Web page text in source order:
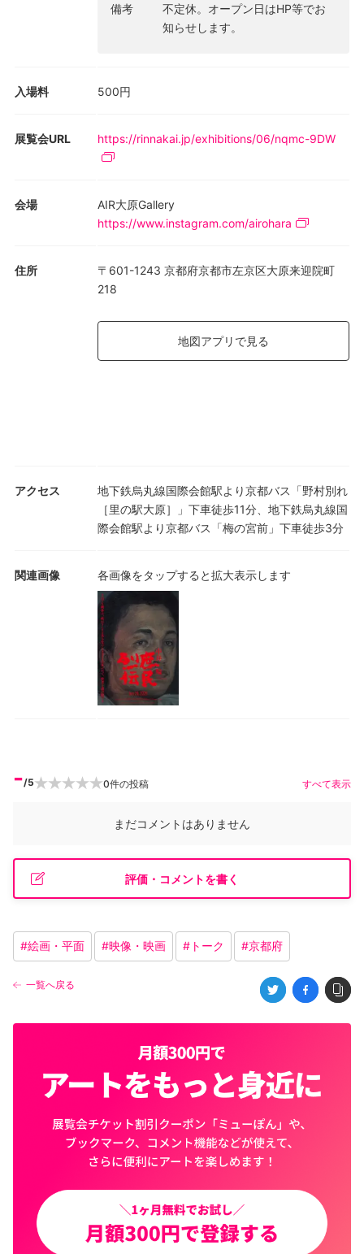
では、自身の父の姿を記録する試みや、友人たちに特定の設定や
状況、脚本を与えて演じてもらうなど、演出を介したアプローチ
彩画へと昇華する試みを続けています。スマートフォンで動画が
を放ちます。鑑賞者たちは各々の姿勢で光を受けとめようとし、
剣な眼差しを向けているように見えて、どこか退屈さや疲労を孕
み、力の置きどころに迷い、重心を傾かせてぎこちなく硬（こわ
に書いたことがあります。ーーしかしそれでも観客は、疲れるこ
とと光を受けとめることのあいだで、後者を選び続ける。
本展会期中には野外上映会やワークショップも開催予定です。ま
備考
不定休。オープン日はHP等でお
知らせします。
入場料 500円
展覧会URL https://rinnakai.jp/exhibitions/06/nqmc-9DW
会場
AIR大原Gallery
https://www.instagram.com/airohara
住所
〒601-1243 京都府京都市左京区大原来迎院町
218
地図アプリで見る
アクセス
地下鉄烏丸線国際会館駅より京都バス「野村別れ
［里の駅大原］」下車徒歩11分、地下鉄烏丸線国
際会館駅より京都バス「梅の宮前」下車徒歩3分
関連画像 各画像をタップすると拡大表示します
-/5 0件の投稿 すべて表示
まだコメントはありません
評価・コメントを書く
#絵画・平面 #映像・映画 # トーク #京都府
一覧へ戻る